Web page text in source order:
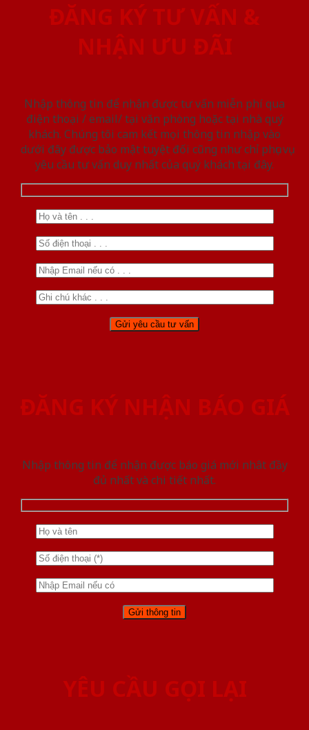
ĐĂNG KÝ TƯ VẤN &
NHẬN ƯU ĐÃI
Nhập thông tin để nhận được tư vấn miễn phí qua
điện thoại / email/ tại văn phòng hoặc tại nhà quý
khách. Chúng tôi cam kết mọi thông tin nhập vào
dưới đây được bảo mật tuyệt đối cũng như chỉ phục vụ
yêu cầu tư vấn duy nhất của quý khách tại đây.
ĐĂNG KÝ NHẬN BÁO GIÁ
Nhập thông tin để nhận được báo giá mới nhât đầy
đủ nhất và chi tiết nhất.
YÊU CẦU GỌI LẠI